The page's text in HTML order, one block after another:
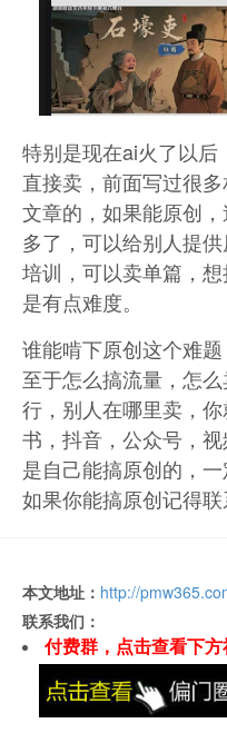
特别是现在ai火了以后
直接卖，前面写过很
文章的，如果能原创
多了，可以给别人提
培训，可以卖单篇，
是有点难度。
谁能啃下原创这个难
至于怎么搞流量，怎
行，别人在哪里卖，
书，抖音，公众号，
是自己能搞原创的，
如果你能搞原创记得联
本文地址： http://
联系我们：
付费群，点击查看下